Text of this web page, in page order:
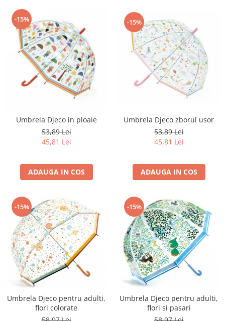
-15%
Umbrela Djeco in ploaie
53,89 Lei
45,81 Lei
ADAUGA IN COS
-15%
Umbrela Djeco zborul usor
53,89 Lei
45,81 Lei
ADAUGA IN COS
-15%
Umbrela Djeco pentru adulti,
flori colorate
-15%
Umbrela Djeco pentru adulti,
flori si pasari